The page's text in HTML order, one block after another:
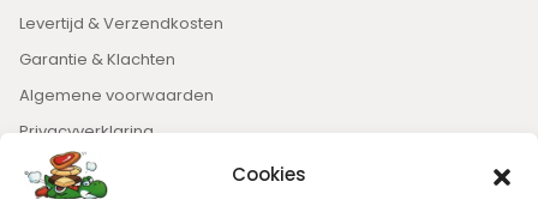
Cookies
Levertijd & Verzendkosten
Garantie & Klachten
Algemene voorwaarden
Privacyverklaring
Nieuwsbrief